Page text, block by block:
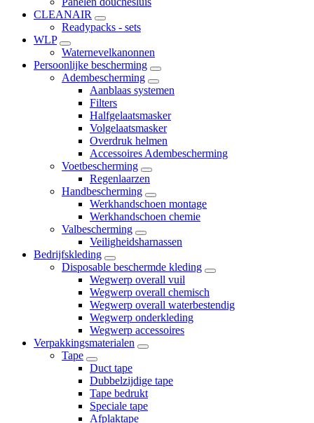
CLEANAIR
Readypacks - sets
WLP
Waternevelkanonnen
Persoonlijke bescherming
Adembescherming
Aanblaas systemen
Filters
Halfgelaatsmasker
Volgelaatsmasker
Overdruk helmen
Accessoires Adembescherming
Voetbescherming
Regenlaarzen
Handbescherming
Werkhandschoen montage
Werkhandschoen chemie
Valbescherming
Veiligheidsharnassen
Bedrijfskleding
Disposable beschermde kleding
Wegwerp overall vuil
Wegwerp overall chemisch
Wegwerp overall waterbestendig
Wegwerp onderkleding
Wegwerp accessoires
Verpakkingsmaterialen
Tape
Duct tape
Dubbelzijdige tape
Tape bedrukt
Speciale tape
Afplaktape